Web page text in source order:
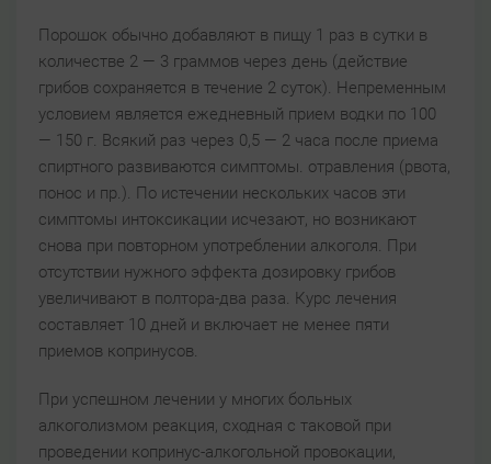
Порошок обычно добавляют в пищу 1 раз в сутки в
количестве 2 — 3 граммов через день (действие
грибов сохраняется в течение 2 суток). Непременным
условием является ежедневный прием водки по 100
— 150 г. Всякий раз через 0,5 — 2 часа после приема
спиртного развиваются симптомы. отравления (рвота,
понос и пр.). По истечении нескольких часов эти
симптомы интоксикации исчезают, но возникают
снова при повторном употреблении алкоголя. При
отсутствии нужного эффекта дозировку грибов
увеличивают в полтора-два раза. Курс лечения
составляет 10 дней и включает не менее пяти
приемов копринусов.
При успешном лечении у многих больных
алкоголизмом реакция, сходная с таковой при
проведении копринус-алкогольной провокации,